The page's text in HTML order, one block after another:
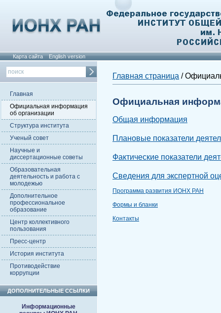
Карта сайта English version
Главная
Официальная информация
об организации
Структура института
Ученый совет
Научные и
диссертационные советы
Образовательная
деятельность и работа с
молодежью
Дополнительное
профессиональное
образование
Центр коллективного
пользования
Пресс-центр
История института
Противодействие
коррупции
ДОПОЛНИТЕЛЬНЫЕ ССЫЛКИ
Информационные
Главная страница /
Официальная
Общая информация
Плановые показатели
Фактические показатели
Сведения для экспертной
Программа развития ИОНХ РАН
Формы и бланки
Контакты